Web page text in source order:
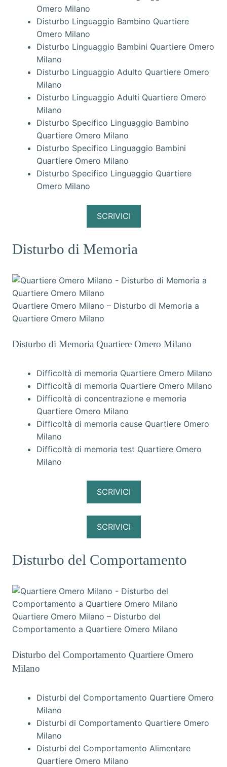
Omero Milano
Disturbo Linguaggio Bambino Quartiere
Omero Milano
Disturbo Linguaggio Bambini Quartiere Omero
Milano
Disturbo Linguaggio Adulto Quartiere Omero
Milano
Disturbo Linguaggio Adulti Quartiere Omero
Milano
Disturbo Specifico Linguaggio Bambino
Quartiere Omero Milano
Disturbo Specifico Linguaggio Bambini
Quartiere Omero Milano
Disturbo Specifico Linguaggio Quartiere
Omero Milano
SCRIVICI
Disturbo di Memoria
Quartiere Omero Milano – Disturbo di Memoria a
Quartiere Omero Milano
Disturbo di Memoria Quartiere Omero Milano
Difficoltà di memoria Quartiere Omero Milano
Difficoltà di memoria Quartiere Omero Milano
Difficoltà di concentrazione e memoria
Quartiere Omero Milano
Difficoltà di memoria cause Quartiere Omero
Milano
Difficoltà di memoria test Quartiere Omero
Milano
SCRIVICI
SCRIVICI
Disturbo del Comportamento
Quartiere Omero Milano – Disturbo del
Comportamento a Quartiere Omero Milano
Disturbo del Comportamento Quartiere Omero
Milano
Disturbi del Comportamento Quartiere Omero
Milano
Disturbi di Comportamento Quartiere Omero
Milano
Disturbi del Comportamento Alimentare
Quartiere Omero Milano